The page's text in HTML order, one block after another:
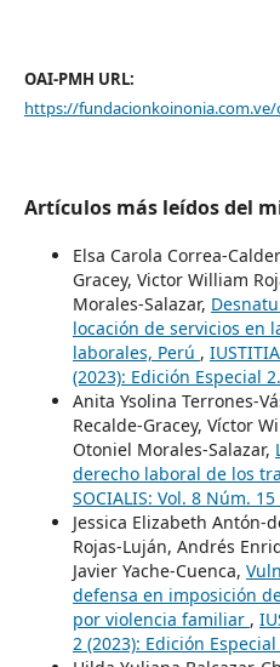
OAI-PMH URL:
https://
Artículos más leídos del
Elsa Carola Correa-
Gracey, Victor William
Morales-Salazar,
locación de servicios en
laborales, Perú ,
(2023): Edición Especial
Anita Ysolina Terrones-
Recalde-Gracey, Víctor
Otoniel Morales-Salazar,
derecho laboral de los
SOCIALIS: Vol. 8 Núm.
Jessica Elizabeth Antón-
Rojas-Luján, Andrés
Javier Yache-Cuenca,
defensa en imposición
por violencia familiar ,
2 (2023): Edición